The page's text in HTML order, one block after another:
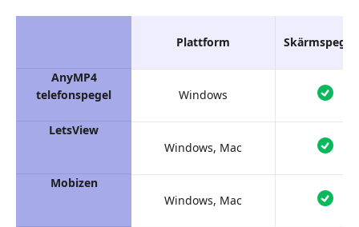
AnyMP4
telefonspegel
LetsView
Mobizen
Plattform
Windows
Windows, Mac
Windows, Mac